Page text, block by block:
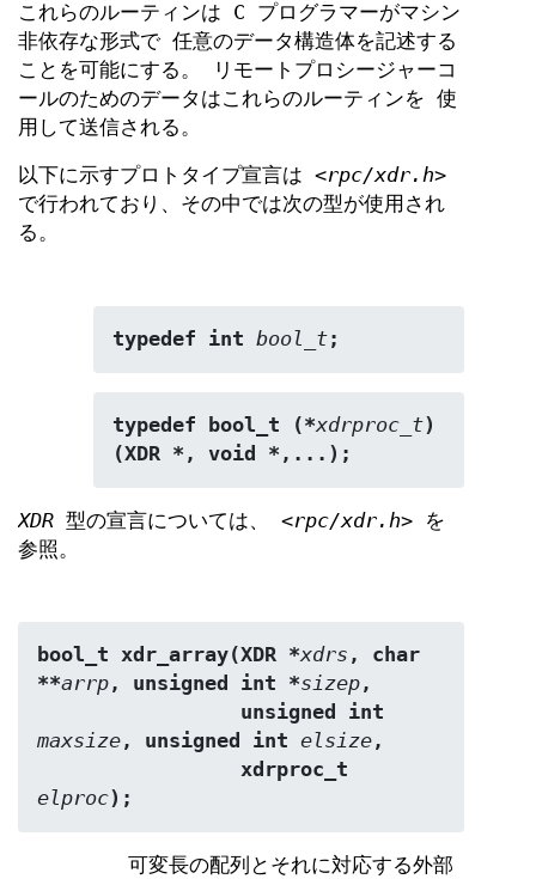
これらのルーティンは C プログラマーがマシン
非依存な形式で 任意のデータ構造体を記述する
ことを可能にする。 リモートプロシージャーコ
ールのためのデータはこれらのルーティンを 使
用して送信される。
以下に示すプロトタイプ宣言は <rpc/xdr.h>
で行われており、その中では次の型が使用され
る。
typedef int bool_t;
typedef bool_t (*xdrproc_t)
(XDR *, void *,...);
XDR 型の宣言については、 <rpc/xdr.h> を
参照。
bool_t xdr_array(XDR *xdrs , char
**arrp, unsigned int *sizep,
maxsize, unsigned int elsize,
elproc);
可変長の配列とそれに対応する外部